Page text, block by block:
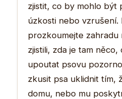
zjistit, co by mohlo být
úzkosti nebo vzrušení.
prozkoumejte
zjistili, zda je tam
upoutat psovu
zkusit psa uklidnit tím,
domu, nebo mu